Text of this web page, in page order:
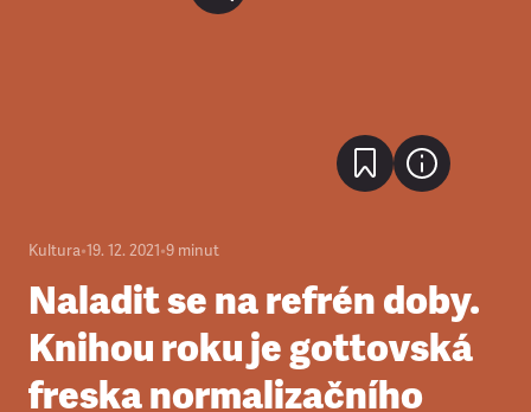
Kultura•19. 12. 2021•9 minut
Naladit se na refrén doby.
Knihou roku je gottovská
freska normalizačního